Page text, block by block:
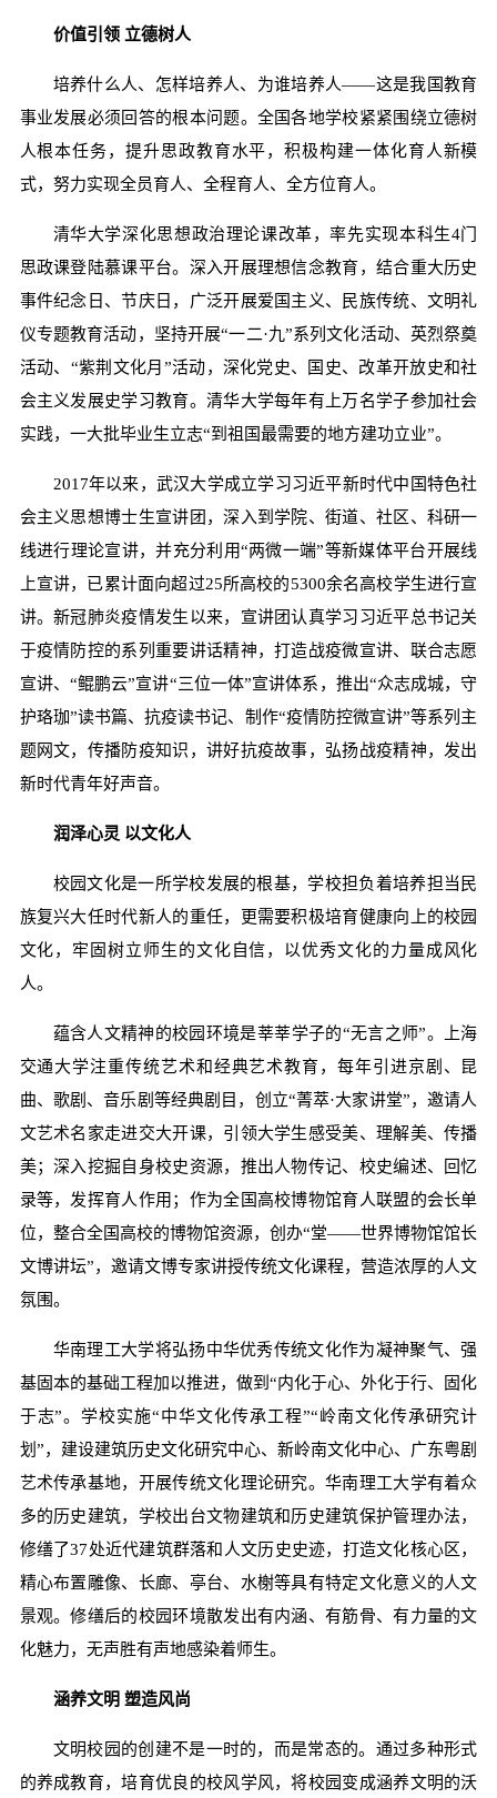
价值引领 立德树人
培养什么人、怎样培养人、为谁培养人——这是我国教育
事业发展必须回答的根本问题。全国各地学校紧紧围绕立德树
人根本任务，提升思政教育水平，积极构建一体化育人新模
式，努力实现全员育人、全程育人、全方位育人。
清华大学深化思想政治理论课改革，率先实现本科生4门
思政课登陆慕课平台。深入开展理想信念教育，结合重大历史
事件纪念日、节庆日，广泛开展爱国主义、民族传统、文明礼
仪专题教育活动，坚持开展“一二·九”系列文化活动、英烈祭奠
活动、“紫荆文化月”活动，深化党史、国史、改革开放史和社
会主义发展史学习教育。清华大学每年有上万名学子参加社会
实践，一大批毕业生立志“到祖国最需要的地方建功立业”。
2017年以来，武汉大学成立学习习近平新时代中国特色社
会主义思想博士生宣讲团，深入到学院、街道、社区、科研一
线进行理论宣讲，并充分利用“两微一端”等新媒体平台开展线
上宣讲，已累计面向超过25所高校的5300余名高校学生进行宣
讲。新冠肺炎疫情发生以来，宣讲团认真学习习近平总书记关
于疫情防控的系列重要讲话精神，打造战疫微宣讲、联合志愿
宣讲、“鲲鹏云”宣讲“三位一体”宣讲体系，推出“众志成城，守
护珞珈”读书篇、抗疫读书记、制作“疫情防控微宣讲”等系列主
题网文，传播防疫知识，讲好抗疫故事，弘扬战疫精神，发出
新时代青年好声音。
润泽心灵 以文化人
校园文化是一所学校发展的根基，学校担负着培养担当民
族复兴大任时代新人的重任，更需要积极培育健康向上的校园
文化，牢固树立师生的文化自信，以优秀文化的力量成风化
人。
蕴含人文精神的校园环境是莘莘学子的“无言之师”。上海
交通大学注重传统艺术和经典艺术教育，每年引进京剧、昆
曲、歌剧、音乐剧等经典剧目，创立“菁萃·大家讲堂”，邀请人
文艺术名家走进交大开课，引领大学生感受美、理解美、传播
美；深入挖掘自身校史资源，推出人物传记、校史编述、回忆
录等，发挥育人作用；作为全国高校博物馆育人联盟的会长单
位，整合全国高校的博物馆资源，创办“堂——世界博物馆馆长
文博讲坛”，邀请文博专家讲授传统文化课程，营造浓厚的人文
氛围。
华南理工大学将弘扬中华优秀传统文化作为凝神聚气、强
基固本的基础工程加以推进，做到“内化于心、外化于行、固化
于志”。学校实施“中华文化传承工程”“岭南文化传承研究计
划”，建设建筑历史文化研究中心、新岭南文化中心、广东粤剧
艺术传承基地，开展传统文化理论研究。华南理工大学有着众
多的历史建筑，学校出台文物建筑和历史建筑保护管理办法，
修缮了37处近代建筑群落和人文历史史迹，打造文化核心区，
精心布置雕像、长廊、亭台、水榭等具有特定文化意义的人文
景观。修缮后的校园环境散发出有内涵、有筋骨、有力量的文
化魅力，无声胜有声地感染着师生。
涵养文明 塑造风尚
文明校园的创建不是一时的，而是常态的。通过多种形式
的养成教育，培育优良的校风学风，将校园变成涵养文明的沃